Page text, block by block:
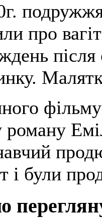
про
і були